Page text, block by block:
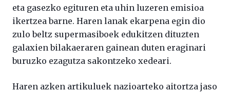
eta gasezko egituren eta uhin luzeren emisioa
ikertzea barne. Haren lanak ekarpena egin dio
zulo beltz supermasiboek edukitzen dituzten
galaxien bilakaeraren gainean duten eraginari
buruzko ezagutza sakontzeko xedeari.
Haren azken artikuluek nazioarteko aitortza jaso